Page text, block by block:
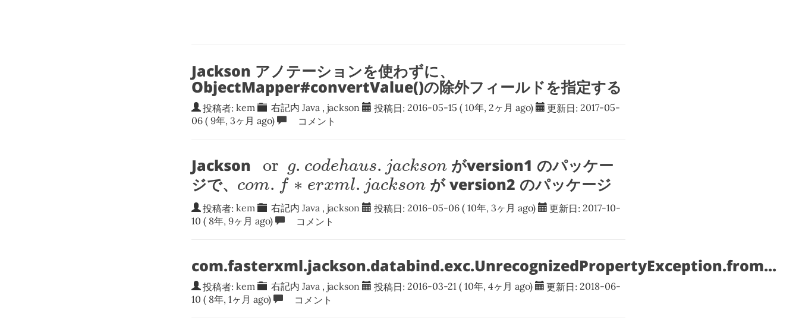
Jackson アノテーションを使わずに、
ObjectMapper#convertValue()の除外フィールドを指定する
投稿者: kem 右記内Java ,jackson 投稿日: 2016-05-15 ( 10年, 2ヶ月 ago) 更新日: 2017-05-
06 ( 9年, 3ヶ月 ago) コメント
Jackson or g. codehaus. jackson
org co dehaus.j ckson
がversion1 のパッケー
ジで、
com. f ∗ erxml. jackson
com.f∗e rxml.jackson が version2 のパッケージ
投稿者: kem 右記内Java ,jackson 投稿日: 2016-05-06( 10年, 3ヶ月 ago) 更新日: 2017-10-
10 ( 8年, 9ヶ月 ago) コメント
com.fasterxml.jackson.databind.exc.UnrecognizedPropertyException.from...
投稿者: kem 右記内Java ,jackson 投稿日: 2016-03-21( 10年, 4ヶ月 ago) 更新日: 2018-06-
10 ( 8年, 1ヶ月 ago) コメント